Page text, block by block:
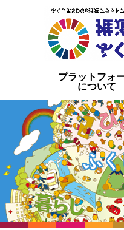
プラットフォ
について
ふ